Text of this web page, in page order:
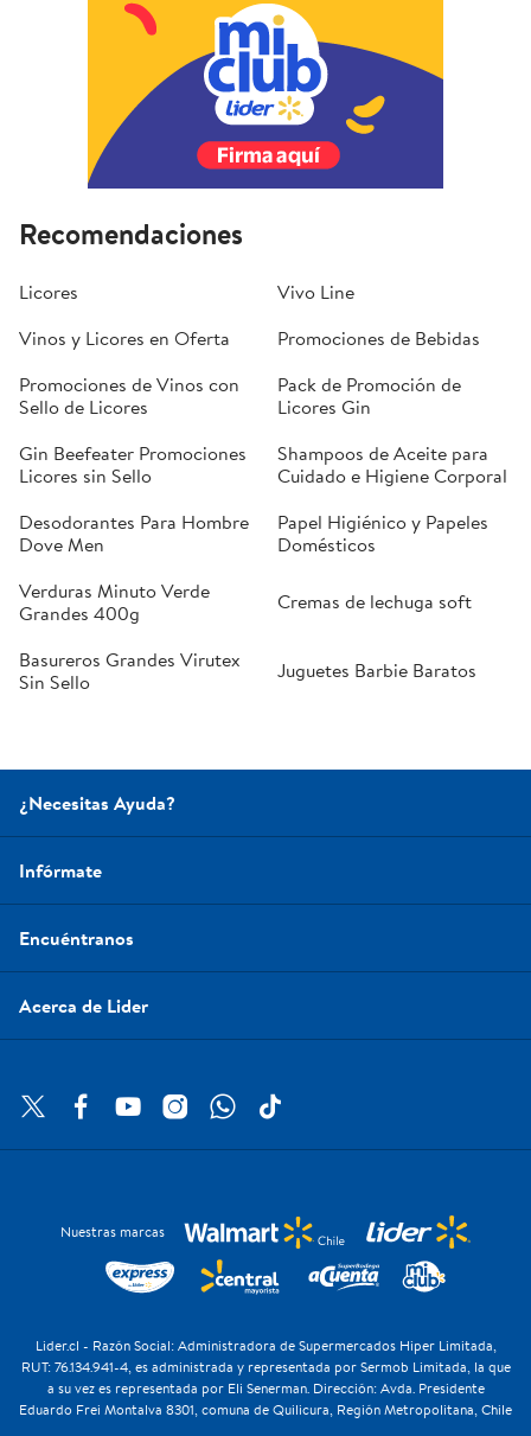
Recomendaciones
Licores
Vivo Line
Vinos y Licores en Oferta
Promociones de Bebidas
Promociones de Vinos con
Sello de Licores
Pack de Promoción de
Licores Gin
Gin Beefeater Promociones
Licores sin Sello
Shampoos de Aceite para
Cuidado e Higiene Corporal
Desodorantes Para Hombre
Dove Men
Papel Higiénico y Papeles
Domésticos
Verduras Minuto Verde
Grandes 400g
Cremas de lechuga soft
Basureros Grandes Virutex
Sin Sello
Juguetes Barbie Baratos
¿Necesitas Ayuda?
Infórmate
Encuéntranos
Acerca de Lider
Nuestras marcas
Lider.cl - Razón Social: Administradora de Supermercados Hiper Limitada,
RUT: 76.134.941-4, es administrada y representada por Sermob Limitada, la que
a su vez es representada por Eli Senerman. Dirección: Avda. Presidente
Eduardo Frei Montalva 8301, comuna de Quilicura, Región Metropolitana, Chile